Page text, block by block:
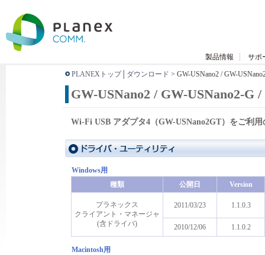
製品情報 サポ
PLANEXトップ│ ダウンロード > GW-USNano2 / GW-
GW-USNano2 / GW-USNano2-G
Wi-Fi USB アダプタ4（GW-USNano2GT）をご利用
Windows用
種類
公開日 Version
プラネックス
クライアント・マネージャ
(含ドライバ)
2011/03/23 1.1.0.3
2010/12/06 1.1.0.2
Macintosh用